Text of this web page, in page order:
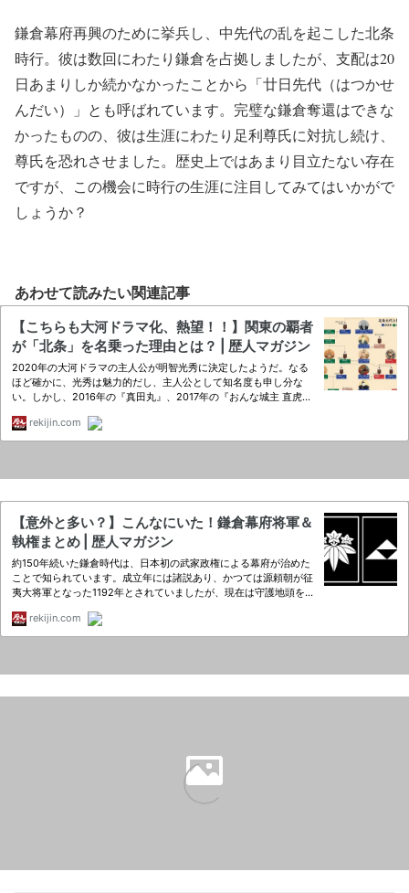
鎌倉幕府再興のために挙兵し、中先代の乱を起こした北条
時行。彼は数回にわたり鎌倉を占拠しましたが、支配は20
日あまりしか続かなかったことから「廿日先代（はつかせ
んだい）」とも呼ばれています。完璧な鎌倉奪還はできな
かったものの、彼は生涯にわたり足利尊氏に対抗し続け、
尊氏を恐れさせました。歴史上ではあまり目立たない存在
ですが、この機会に時行の生涯に注目してみてはいかがで
しょうか？
あわせて読みたい関連記事